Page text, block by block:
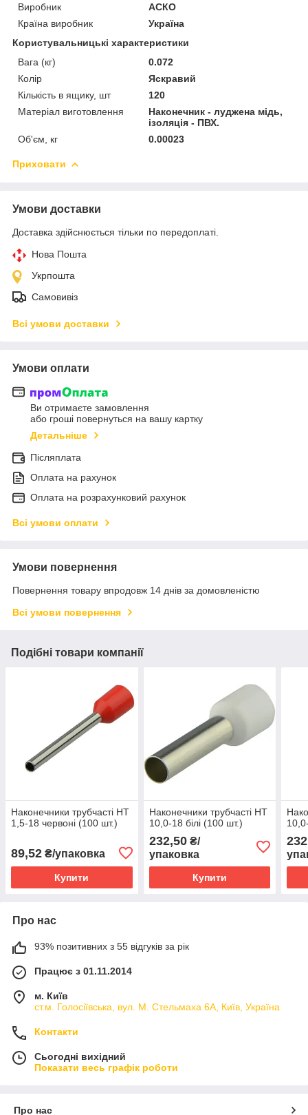
Виробник
АСКО
Країна виробник
Україна
Користувальницькі характеристики
Вага (кг)
0.072
Колір
Яскравий
Кількість в ящику, шт
120
Матеріал виготовлення
Наконечник - луджена мідь,
ізоляція - ПВХ.
Об'єм, кг
0.00023
Приховати
Умови доставки
Доставка здійснюється тільки по передоплаті.
Нова Пошта
Укрпошта
Самовивіз
Всі умови доставки
Умови оплати
Ви отримаєте замовлення
або гроші повернуться на вашу картку
Детальніше
Післяплата
Оплата на рахунок
Оплата на розрахунковий рахунок
Всі умови оплати
Умови повернення
Повернення товару впродовж 14 днів за домовленістю
Всі умови повернення
Подібні товари компанії
Наконечники трубчасті НТ
1,5-18 червоні (100 шт.)
89,52 ₴/упаковка
Купити
Наконечники трубчасті НТ
10,0-18 білі (100 шт.)
232,50₴/
упаковка
Купити
Про нас
93% позитивних з 55 відгуків за рік
Працює з 01.11.2014
м. Київ
ст.м. Голосіївська, вул. М. Стельмаха 6А, Київ, Україна
Контакти
Сьогодні вихідний
Показати весь графік роботи
Про нас